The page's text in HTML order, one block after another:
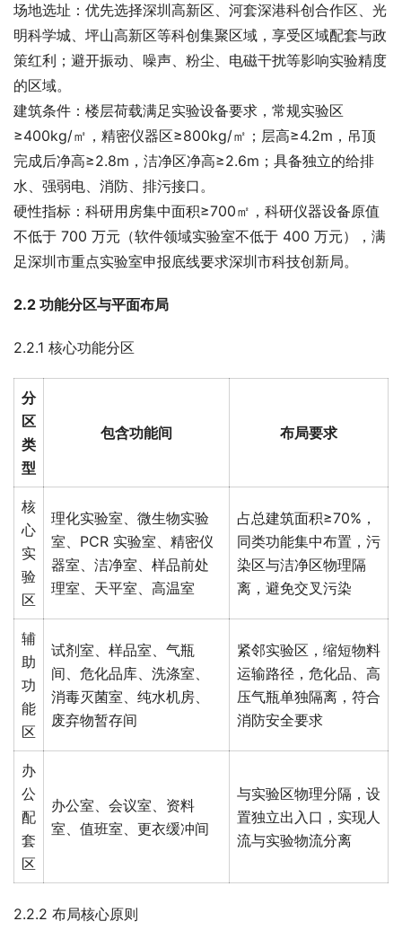
场地选址：优先选择深圳高新区、河套深港科创合作区、光
明科学城、坪山高新区等科创集聚区域，享受区域配套与政
策红利；避开振动、噪声、粉尘、电磁干扰等影响实验精度
的区域。
建筑条件：楼层荷载满足实验设备要求，常规实验区
≥400kg/㎡，精密仪器区≥800kg/㎡；层高≥4.2m，吊顶
完成后净高≥2.8m，洁净区净高≥2.6m；具备独立的给排
水、强弱电、消防、排污接口。
硬性指标：科研用房集中面积≥700㎡，科研仪器设备原值
不低于 700 万元（软件领域实验室不低于 400 万元），满
足深圳市重点实验室申报底线要求深圳市科技创新局。
2.2 功能分区与平面布局
2.2.1 核心功能分区
分
区
类
型
包含功能间 布局要求
核
心
实
验
区
理化实验室、微生物实验
室、PCR 实验室、精密仪
器室、洁净室、样品前处
理室、天平室、高温室
占总建筑面积≥70%，
同类功能集中布置，污
染区与洁净区物理隔
离，避免交叉污染
辅
助
功
能
区
试剂室、样品室、气瓶
间、危化品库、洗涤室、
消毒灭菌室、纯水机房、
废弃物暂存间
紧邻实验区，缩短物料
运输路径，危化品、高
压气瓶单独隔离，符合
消防安全要求
办
公
配
套
区
办公室、会议室、资料
室、值班室、更衣缓冲间
与实验区物理分隔，设
置独立出入口，实现人
流与实验物流分离
2.2.2 布局核心原则